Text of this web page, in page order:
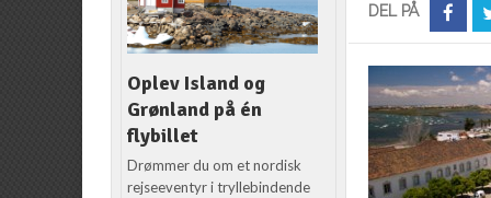
DEL PÅ
Oplev Island og
Grønland på én
flybillet
Drømmer du om et nordisk
rejseeventyr i tryllebindende